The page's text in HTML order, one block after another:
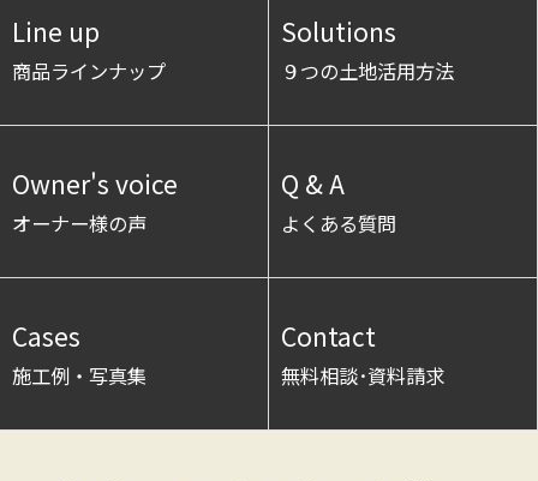
Line up
商品ラインナップ
Solutions
９つの土地活用方法
Owner's voice
オーナー様の声
Q & A
よくある質問
Cases
施工例・写真集
Contact
無料相談･資料請求